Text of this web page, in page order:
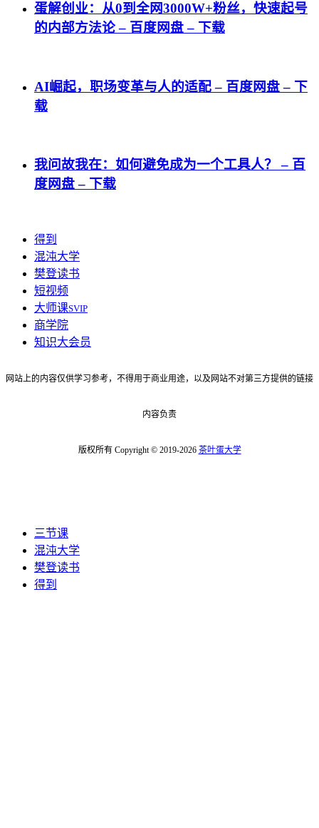
蛋解创业：从0到全网3000W+粉丝，快速起号
的内部方法论 – 百度网盘 – 下载
AI崛起，职场变革与人的适配 – 百度网盘 – 下
载
我问故我在：如何避免成为一个工具人？ – 百
度网盘 – 下载
得到
混沌大学
樊登读书
短视频
大师课SVIP
商学院
知识大会员
网站上的内容仅供学习参考，不得用于商业用途，以及网站不对第三方提供的链接
内容负责
版权所有 Copyright © 2019-2026 茶叶蛋大学
三节课
混沌大学
樊登读书
得到